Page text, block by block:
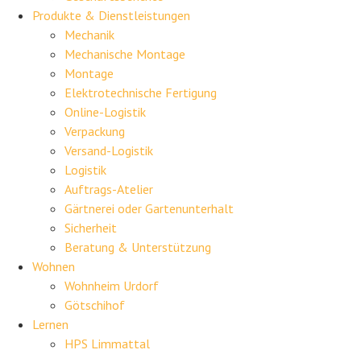
Produkte & Dienstleistungen
Mechanik
Mechanische Montage
Montage
Elektrotechnische Fertigung
Online-Logistik
Verpackung
Versand-Logistik
Logistik
Auftrags-Atelier
Gärtnerei oder Gartenunterhalt
Sicherheit
Beratung & Unterstützung
Wohnen
Wohnheim Urdorf
Götschihof
Lernen
HPS Limmattal